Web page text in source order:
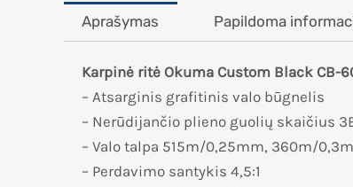
Aprašymas Papildoma
Karpinė ritė Okuma Custom Black CB-
– Atsarginis grafitinis valo būgnelis
– Nerūdijančio plieno guolių skaičius
– Valo talpa 515m/0,25mm, 360m/
– Perdavimo santykis 4,5:1